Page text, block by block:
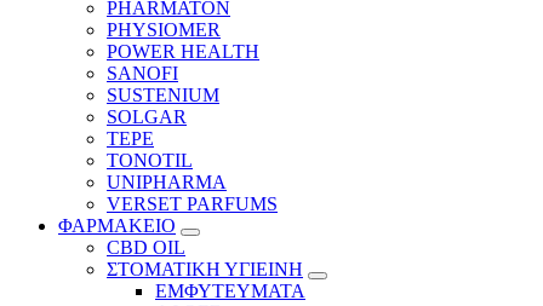
PHARMATON
PHYSIOMER
POWER HEALTH
SANOFI
SUSTENIUM
SOLGAR
TEPE
TONOTIL
UNIPHARMA
VERSET PARFUMS
ΦΑΡΜΑΚΕΙΟ
CBD OIL
ΣΤΟΜΑΤΙΚΗ ΥΓΙΕΙΝΗ
ΕΜΦΥΤΕΥΜΑΤΑ